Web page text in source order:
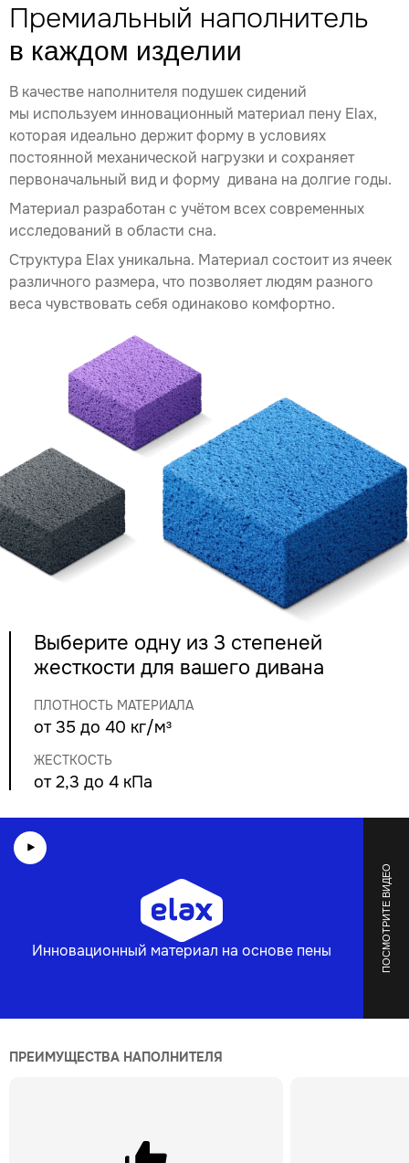
Премиальный наполнитель
в каждом изделии
В качестве наполнителя подушек сидений
мы используем инновационный материал пену Elax,
которая идеально держит форму в условиях
постоянной механической нагрузки и сохраняет
первоначальный вид и форму дивана на долгие годы.
Материал разработан с учётом всех современных
исследований в области сна.
Структура Elax уникальна. Материал состоит из ячеек
различного размера, что позволяет людям разного
веса чувствовать себя одинаково комфортно.
Выберите одну из 3 степеней
жесткости для вашего дивана
ПЛОТНОСТЬ МАТЕРИАЛА
от 35 до 40 кг/м³
ЖЕСТКОСТЬ
от 2,3 до 4 кПа
Инновационный материал на основе пены ПОСМОТРИТЕ ВИДЕО
ПРЕИМУЩЕСТВА НАПОЛНИТЕЛЯ